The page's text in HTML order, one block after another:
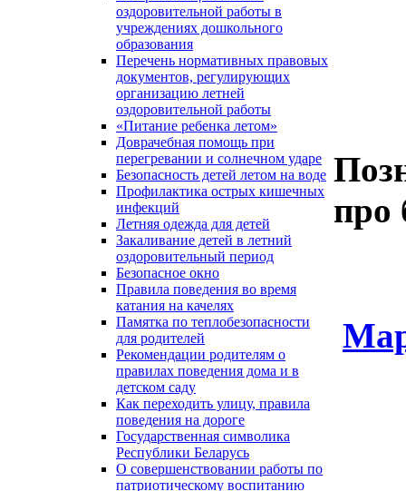
оздоровительной работы в
учреждениях дошкольного
образования
Перечень нормативных правовых
документов, регулирующих
организацию летней
оздоровительной работы
«Питание ребенка летом»
Доврачебная помощь при
перегревании и солнечном ударе
Безопасность детей летом на воде
Профилактика острых кишечных
инфекций
Летняя одежда для детей
Закаливание детей в летний
оздоровительный период
Безопасное окно
Правила поведения во время
катания на качелях
Памятка по теплобезопасности
для родителей
Рекомендации родителям о
правилах поведения дома и в
детском саду
Как переходить улицу, правила
поведения на дороге
Государственная символика
Республики Беларусь
О совершенствовании работы по
патриотическому воспитанию
про